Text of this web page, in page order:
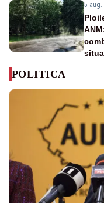
5 aug.
POLITICA